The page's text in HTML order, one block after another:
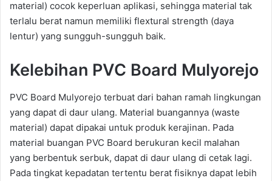
material) cocok keperluan aplikasi, sehingga material tak
terlalu berat namun memiliki flextural strength (daya
lentur) yang sungguh-sungguh baik.
Kelebihan PVC Board Mulyorejo
PVC Board Mulyorejo terbuat dari bahan ramah lingkungan
yang dapat di daur ulang. Material buangannya (waste
material) dapat dipakai untuk produk kerajinan. Pada
material buangan PVC Board berukuran kecil malahan
yang berbentuk serbuk, dapat di daur ulang di cetak lagi.
Pada tingkat kepadatan tertentu berat fisiknya dapat lebih